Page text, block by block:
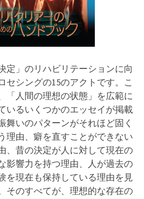
定」のリハビリテーションに向
セシングの15のアクトです。こ
「人間の理想の状態」を広範に
いるいくつかのエッセイが掲載
舞いのパターンがそれほど固く
理由、癖を直すことができない
、昔の決定が人に対して現在の
影響力を持つ理由、人が過去の
を現在も保持している理由を見
そのすべてが、理想的な存在の